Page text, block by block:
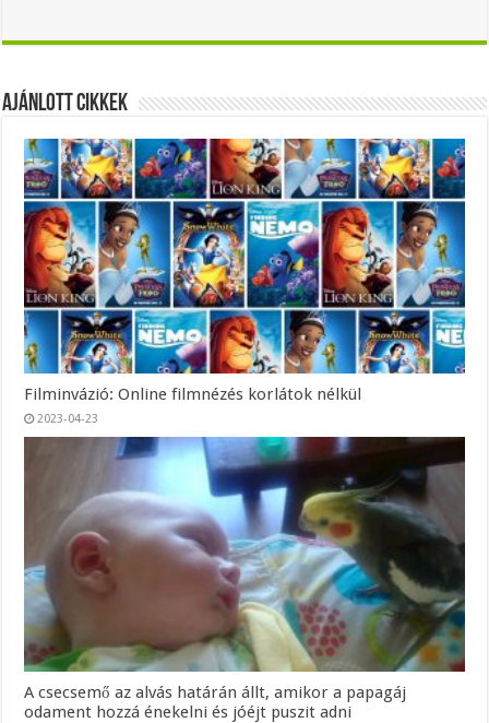
Ajánlott Cikkek
Filminvázió: Online filmnézés korlátok nélkül
2023-04-23
A csecsemő az alvás határán állt, amikor a papagáj
odament hozzá énekelni és jóéjt puszit adni